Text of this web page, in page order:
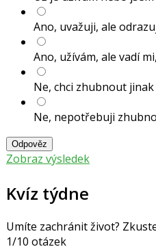
Ano, uvažuji, ale
Ano, užívám, ale vadí
Ne, chci zhubnout jinak
Ne, nepotřebuji
Odpověz
Zobraz výsledek
Kvíz týdne
Umíte zachránit život?
1/10 otázek